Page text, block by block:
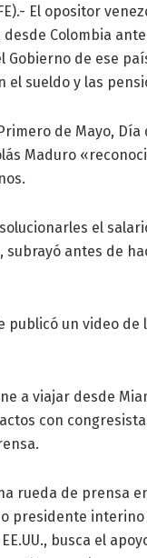
El opositor
Colombia
Gobierno de ese
el sueldo y las
de Mayo,
Maduro
el
subrayó antes de
publicó un video
a viajar desde
con
rueda de prensa
presidente
busca el